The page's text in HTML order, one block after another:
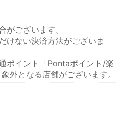
がございます。
けない決済方法がございま
ポイント「Pontaポイント/楽
外となる店舗がございます。